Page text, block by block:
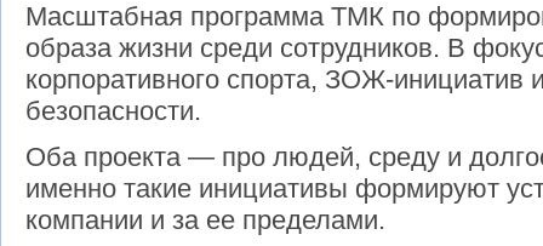
Масштабная программа ТМК по
образа жизни среди сотрудников. В
корпоративного спорта, ЗОЖ-инициатив
безопасности.
Оба проекта — про людей, среду и
именно такие инициативы формируют
компании и за ее пределами.